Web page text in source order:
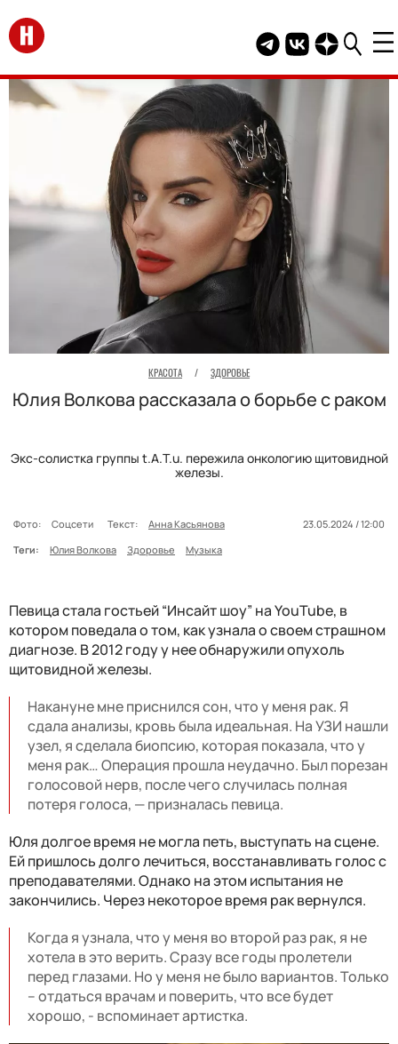
Перейти на главную
Telegram канал
Группа HELLO
Канал
КРАСОТА / ЗДОРОВЬЕ
Юлия Волкова рассказала о борьбе с раком
Экс-солистка группы t.A.T.u. пережила онкологию щитовидной
железы.
Фото: Соцсети Текст: Анна Касьянова
23.05.2024 / 12:00
Теги:
Юлия Волкова Здоровье Музыка
Певица стала гостьей “Инсайт шоу” на YouTube, в
котором поведала о том, как узнала о своем страшном
диагнозе. В 2012 году у нее обнаружили опухоль
щитовидной железы.
Накануне мне приснился сон, что у меня рак. Я
сдала анализы, кровь была идеальная. На УЗИ нашли
узел, я сделала биопсию, которая показала, что у
меня рак… Операция прошла неудачно. Был порезан
голосовой нерв, после чего случилась полная
потеря голоса, — призналась певица.
Юля долгое время не могла петь, выступать на сцене.
Ей пришлось долго лечиться, восстанавливать голос с
преподавателями. Однако на этом испытания не
закончились. Через некоторое время рак вернулся.
Когда я узнала, что у меня во второй раз рак, я не
хотела в это верить. Сразу все годы пролетели
перед глазами. Но у меня не было вариантов. Только
– отдаться врачам и поверить, что все будет
хорошо, - вспоминает артистка.